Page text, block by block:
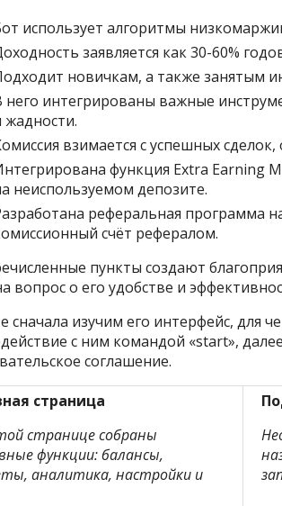
использует алгоритмы
заявляется как 30-60%
новичкам, а также занятым
него интегрированы важные
жадности.
взимается с успешных
функция Extra Earning
неиспользуемом депозите.
реферальная программа
счёт рефералом.
пункты создают
вопрос о его удобстве и
сначала изучим его интерфейс, для
с ним командой «start»,
соглашение.
страница
странице собраны
функции: балансы,
аналитика, настройки и